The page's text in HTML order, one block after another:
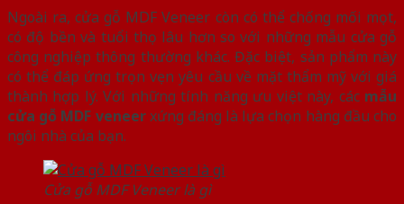
Ngoài ra, cửa gỗ MDF Veneer còn có thể chống mối mọt,
có độ bền và tuổi thọ lâu hơn so với những mẫu cửa gỗ
công nghiệp thông thường khác. Đặc biệt, sản phẩm này
có thể đáp ứng trọn vẹn yêu cầu về mặt thẩm mỹ với giá
thành hợp lý. Với những tính năng ưu việt này, các mẫu
cửa gỗ MDF veneerxứng đáng là lựa chọn hàng đầu cho
ngôi nhà của bạn.
Cửa gỗ MDF Veneer là gì